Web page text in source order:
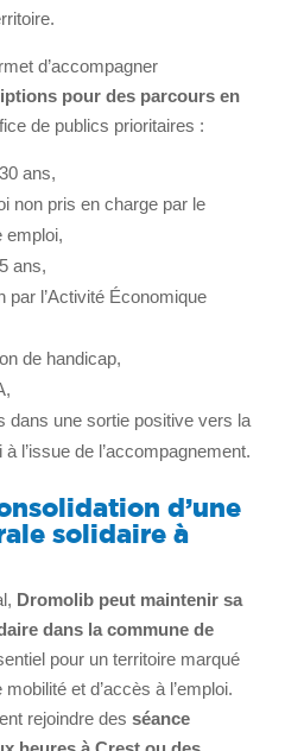
d’accompagner
pour des parcours en
de publics prioritaires :
ans,
non pris en charge par le
emploi,
ans,
par l’Activité Économique
de handicap,
dans une sortie positive vers la
l’issue de l’accompagnement.
d’une
solidaire à
Dromolib peut maintenir sa
dans la commune de
pour un territoire marqué
et d’accès à l’emploi.
rejoindre des séance